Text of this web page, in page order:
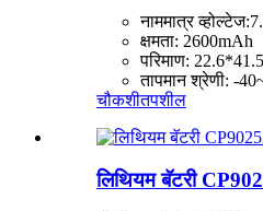
नाममात्र
क्षमता: 2600mAh
परिमाण:
तापमान श्रेणी: -
चौकशीतपशील
लिथियम बॅटरी